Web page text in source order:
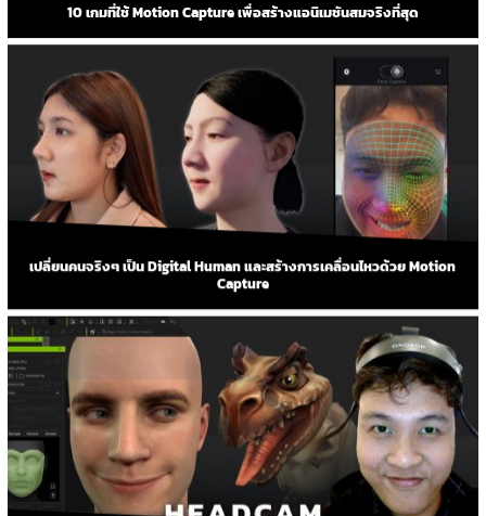
10 เกมที่ใช้ Motion Capture เพื่อสร้างแอนิเมชันสมจริงที่สุด
เปลี่ยนคนจริงๆ เป็น Digital Human และสร้างการเคลื่อนไหวด้วย Motion
Capture